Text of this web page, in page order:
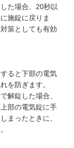
た場合、20秒以
施錠に戻りま
策としても有効
ると下部の電気
を防ぎます。
解錠した場合、
部の電気錠に手
まったときに、